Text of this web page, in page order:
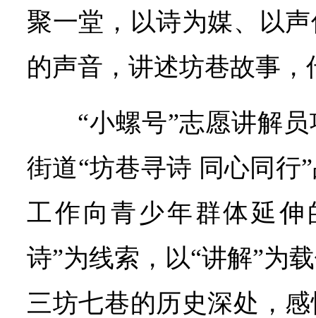
聚一堂，以诗为媒、以
的声音，讲述坊巷故事
“小螺号”志愿讲解
街道“坊巷寻诗 同心同行
工作向青少年群体延伸
诗”为线索，以“讲解”为
三坊七巷的历史深处，